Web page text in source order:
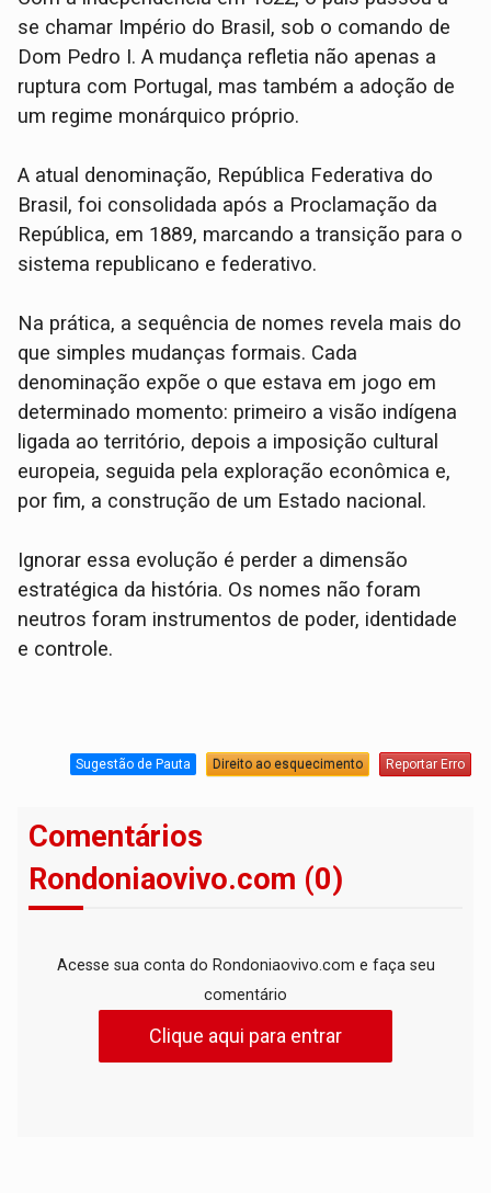
se chamar Império do Brasil, sob o comando de
Dom Pedro I. A mudança refletia não apenas a
ruptura com Portugal, mas também a adoção de
um regime monárquico próprio.
A atual denominação, República Federativa do
Brasil, foi consolidada após a Proclamação da
República, em 1889, marcando a transição para o
sistema republicano e federativo.
Na prática, a sequência de nomes revela mais do
que simples mudanças formais. Cada
denominação expõe o que estava em jogo em
determinado momento: primeiro a visão indígena
ligada ao território, depois a imposição cultural
europeia, seguida pela exploração econômica e,
por fim, a construção de um Estado nacional.
Ignorar essa evolução é perder a dimensão
estratégica da história. Os nomes não foram
neutros foram instrumentos de poder, identidade
e controle.
Sugestão de Pauta Direito ao esquecimento Reportar Erro
Comentários
Rondoniaovivo.com (0)
Acesse sua conta do Rondoniaovivo.com e faça seu
comentário
Clique aqui para entrar